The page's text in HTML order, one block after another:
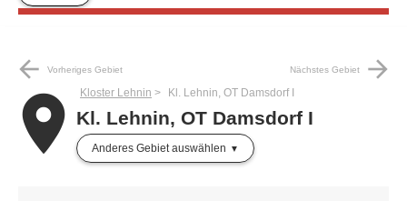
arrow_back Vorheriges Gebiet Nächstes Gebiet arrow_forward
placeKloster Lehnin Kl. Lehnin, OT Damsdorf I
Kl. Lehnin, OT Damsdorf I
Anderes Gebiet auswählen